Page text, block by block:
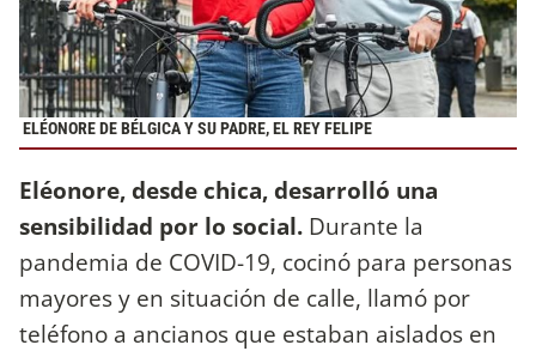
ELÉONORE DE BÉLGICA Y SU PADRE, EL REY FELIPE
Eléonore, desde chica, desarrolló una
sensibilidad por lo social. Durante la
pandemia de COVID-19, cocinó para personas
mayores y en situación de calle, llamó por
teléfono a ancianos que estaban aislados en